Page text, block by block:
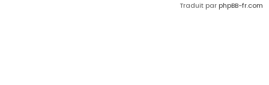
Traduit par phpBB-fr.com